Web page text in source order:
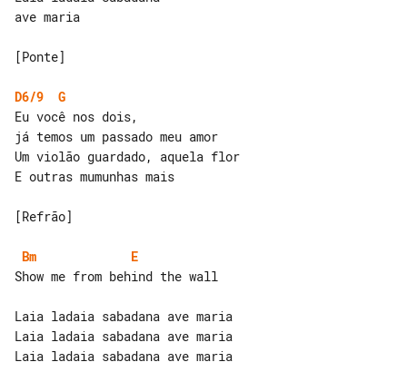
ave maria
[Ponte]
D6/9
G
Eu você nos dois,
já temos um passado meu amor
Um violão guardado, aquela flor
E outras mumunhas mais
[Refrão]
Bm
E
Show me from behind the wall
Laia ladaia sabadana ave maria
Laia ladaia sabadana ave maria
Laia ladaia sabadana ave maria